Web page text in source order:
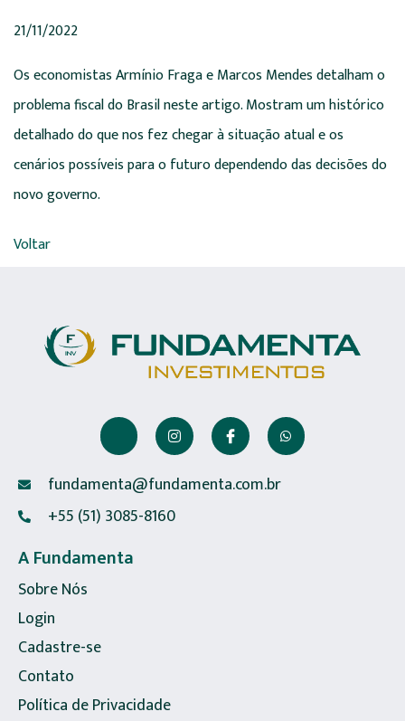
21/11/2022
Os economistas Armínio Fraga e Marcos Mendes detalham o
problema fiscal do Brasil neste artigo. Mostram um histórico
detalhado do que nos fez chegar à situação atual e os
cenários possíveis para o futuro dependendo das decisões do
novo governo.
Voltar
fundamenta@fundamenta.com.br
+55 (51) 3085-8160
A Fundamenta
Sobre Nós
Login
Cadastre-se
Contato
Política de Privacidade